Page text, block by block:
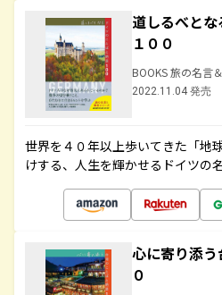
道しるべと
１００
BOOKS 旅の名言
2022.11.04 発売
世界を４０年以上歩いてきた「地
けする、人生を輝かせるドイツの
心に寄り添
０